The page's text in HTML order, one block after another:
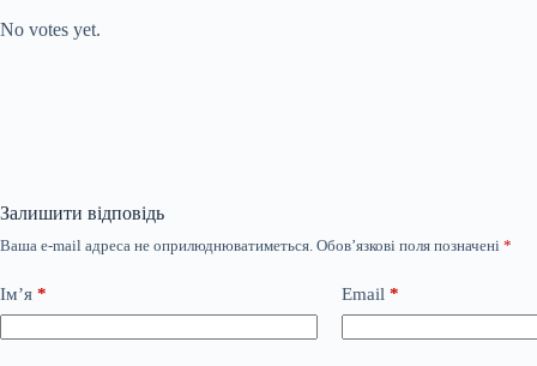
No votes yet.
Залишити відповідь
Ваша e-mail адреса не оприлюднюватиметься. Обов’язкові поля позначені *
Ім’я * Email *